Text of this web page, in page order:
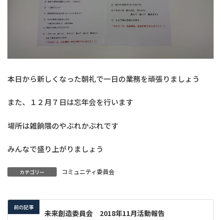
本日から新しくなった朝礼で一日の業務を頑張りましょう
また、１２月７日は忘年会を行います
場所は雑餉隈のやぶれかぶれです
みんなで盛り上がりましょう
カテゴリー コミュニティ委員会
前の記事
未来創造委員会 2018年11月活動報告